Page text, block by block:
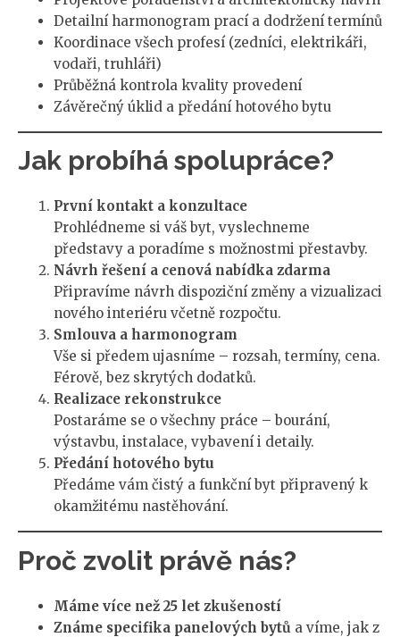
Detailní harmonogram prací a dodržení termínů
Koordinace všech profesí (zedníci, elektrikáři,
vodaři, truhláři)
Průběžná kontrola kvality provedení
Závěrečný úklid a předání hotového bytu
Jak probíhá spolupráce?
První kontakt a konzultace
Prohlédneme si váš byt, vyslechneme
představy a poradíme s možnostmi přestavby.
Návrh řešení a cenová nabídka zdarma
Připravíme návrh dispoziční změny a vizualizaci
nového interiéru včetně rozpočtu.
Smlouva a harmonogram
Vše si předem ujasníme – rozsah, termíny, cena.
Férově, bez skrytých dodatků.
Realizace rekonstrukce
Postaráme se o všechny práce – bourání,
výstavbu, instalace, vybavení i detaily.
Předání hotového bytu
Předáme vám čistý a funkční byt připravený k
okamžitému nastěhování.
Proč zvolit právě nás?
Máme více než 25 let zkušeností
Známe specifika panelových bytů a víme, jak z